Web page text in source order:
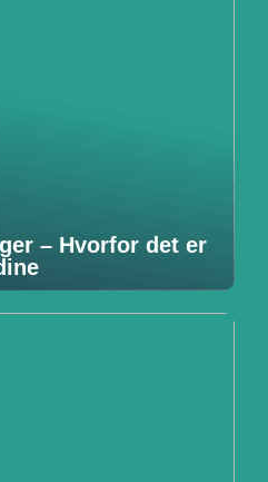
– Hvorfor det er